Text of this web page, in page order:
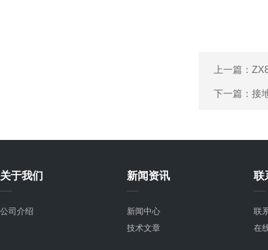
上一篇：
下一篇： 接
关于我们
公司介绍
新闻资讯
新闻中心
技术文章
联
联
在